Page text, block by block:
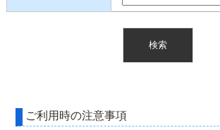
混雑予想カレンダー
ご利用時の注意事項